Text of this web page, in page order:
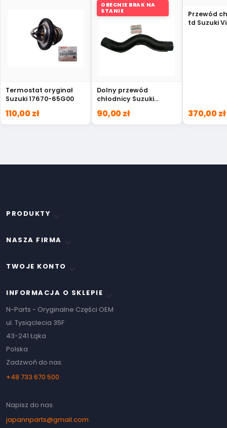
Termostat oryginał
Suzuki 17670-65G00
110,00 zł
OBECNIE BRAK NA
STANIE
Dolny przewód
chłodnicy Suzuki
66D00
90,00 zł
Przewód
td Suzuki
370,00 zł
PRODUKTY
NASZA FIRMA
TWOJE KONTO
INFORMACJA O SKLEPIE
N-Parts - Oryginalne Części OEM
ul. Tysiąclecia 35F
43-241 Łąka
Polska
Zadzwoń do nas:
+48 733 670 500
Napisz do nas:
japannparts@gmail.com